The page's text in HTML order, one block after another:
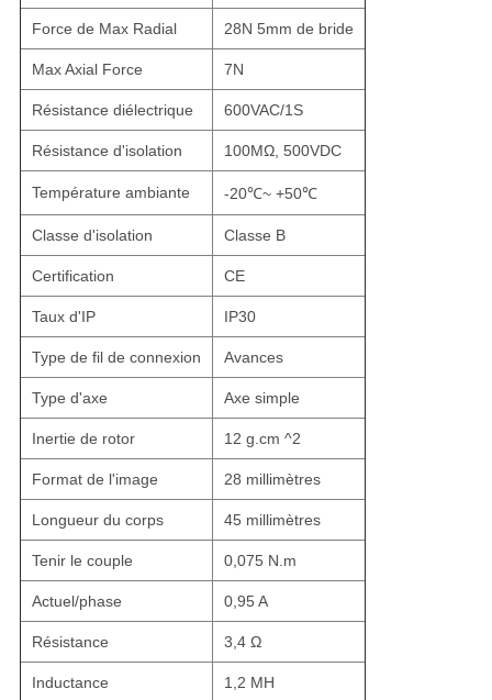
Force de Max Radial 28N 5mm de bride
Max Axial Force 7N
Résistance diélectrique 600VAC/1S
Résistance d'isolation 100MΩ, 500VDC
Température ambiante -20℃~ +50℃
Classe d'isolation Classe B
Certification CE
Taux d'IP IP30
Type de fil de connexion Avances
Type d'axe Axe simple
Inertie de rotor 12 g.cm ^2
Format de l'image 28 millimètres
Longueur du corps 45 millimètres
Tenir le couple 0,075 N.m
Actuel/phase 0,95 A
Résistance 3,4 Ω
Inductance 1,2 MH